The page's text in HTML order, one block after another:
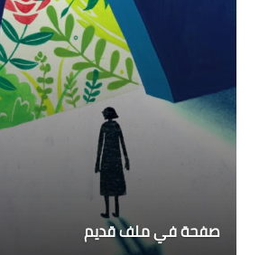
صفحة في ملف قديم